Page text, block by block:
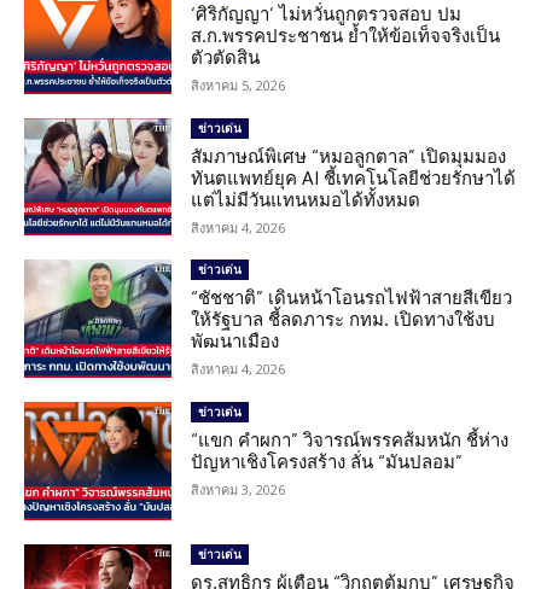
‘ศิริกัญญา’ ไม่หวั่นถูกตรวจสอบ ปม
ส.ก.พรรคประชาชน ย้ำให้ข้อเท็จจริงเป็น
ตัวตัดสิน
สิงหาคม 5, 2026
ข่าวเด่น
สัมภาษณ์พิเศษ “หมอลูกตาล” เปิดมุมมอง
ทันตแพทย์ยุค AI ชี้เทคโนโลยีช่วยรักษาได้
แต่ไม่มีวันแทนหมอได้ทั้งหมด
สิงหาคม 4, 2026
ข่าวเด่น
“ชัชชาติ” เดินหน้าโอนรถไฟฟ้าสายสีเขียว
ให้รัฐบาล ชี้ลดภาระ กทม. เปิดทางใช้งบ
พัฒนาเมือง
สิงหาคม 4, 2026
ข่าวเด่น
“แขก คำผกา” วิจารณ์พรรคส้มหนัก ชี้ห่าง
ปัญหาเชิงโครงสร้าง ลั่น “มันปลอม”
สิงหาคม 3, 2026
ข่าวเด่น
ดร.สุทธิกร ผู้เตือน “วิกฤตต้มกบ” เศรษฐกิจ